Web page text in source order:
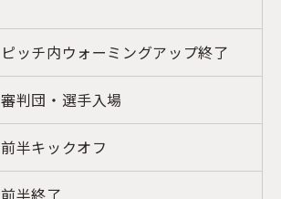
ピッチ内ウォーミングアップ終了
審判団・選手入場
前半キックオフ
前半終了